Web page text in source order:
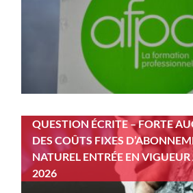
QUESTION ÉCRITE – FORTE
DES COÛTS FIXES
NATUREL ENTRÉE EN
2026